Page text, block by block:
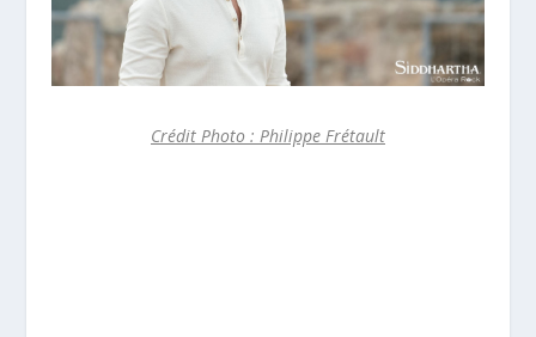
Crédit Photo : Philippe Frétault